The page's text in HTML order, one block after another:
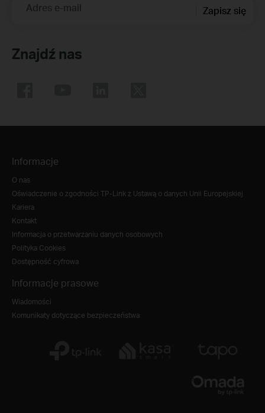
Adres e-mail Zapisz się
Znajdź nas
Informacje
O nas
Oświadczenie o zgodności TP-Link z Ustawą o danych Unii Europejskiej
Kariera
Kontakt
Informacja o przetwarzaniu danych osobowych
Polityka Cookies
Dostępność cyfrowa
Informacje prasowe
Wiadomości
Komunikaty dotyczące bezpieczeństwa